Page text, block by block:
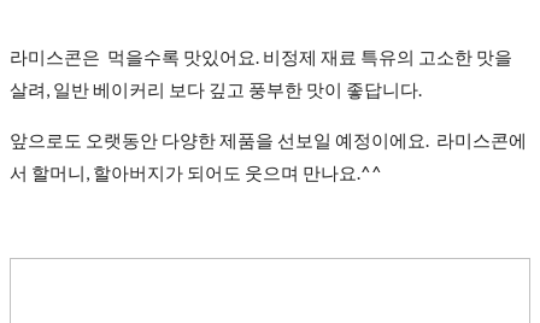
라미스콘은 먹을수록 맛있어요. 비정제 재료 특유의 고소한 맛을
살려, 일반 베이커리 보다 깊고 풍부한 맛이 좋답니다.
앞으로도 오랫동안 다양한 제품을 선보일 예정이에요. 라미스콘에
서 할머니, 할아버지가 되어도 웃으며 만나요.^^